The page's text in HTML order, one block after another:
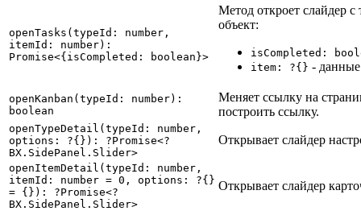
openTasks(typeId: number,
itemId: number):
Promise<{isCompleted: boolean}>
Метод откроет слайдер
объект:
isCompleted:
item: ?{} - данные
openKanban(typeId: number):
boolean
Меняет ссылку на
построить ссылку.
openTypeDetail(typeId: number,
options: ?{}): ?Promise<?
BX.SidePanel.Slider>
Открывает слайдер
openItemDetail(typeId: number,
itemId: number = 0, options: ?{}
= {}): ?Promise<?
BX.SidePanel.Slider>
Открывает слайдер